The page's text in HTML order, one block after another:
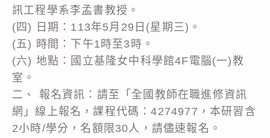
訊工程學系李孟書教授。
(四) 日期：113年5月29日(星期三)。
(五) 時間：下午1時至3時。
(六) 地點：國立基隆女中科學館4F電腦(一)教
室。
二、 報名資訊：請至「全國教師在職進修資訊
網」線上報名，課程代碼：4274977，本研習含
2小時/學分，名額限30人，請儘速報名。